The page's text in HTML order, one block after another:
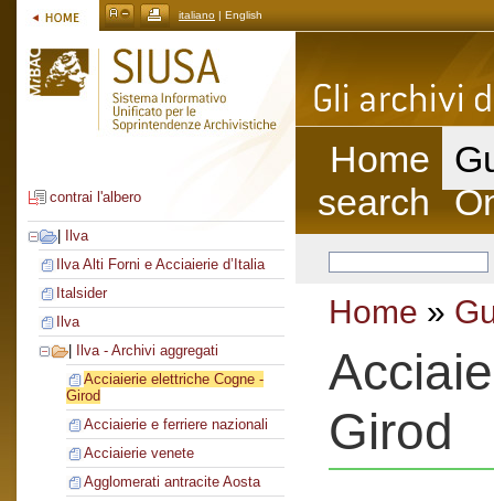
italiano | English
contrai l'albero
Ilva
Ilva Alti Forni e Acciaierie d’Italia
Italsider
Ilva
Ilva - Archivi aggregati
Acciaierie elettriche Cogne -
Girod
Acciaierie e ferriere nazionali
Acciaierie venete
Agglomerati antracite Aosta
Home
search
Home »
Girod